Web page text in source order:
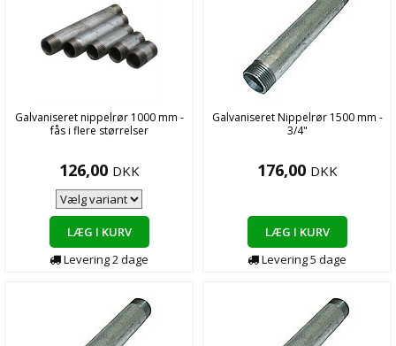
Galvaniseret nippelrør 1000 mm -
fås i flere størrelser
126,00 DKK
LÆG I KURV
Levering2dage
Galvaniseret Nippelrør 1500 mm -
3/4"
176,00 DKK
LÆG I KURV
Levering5 dage